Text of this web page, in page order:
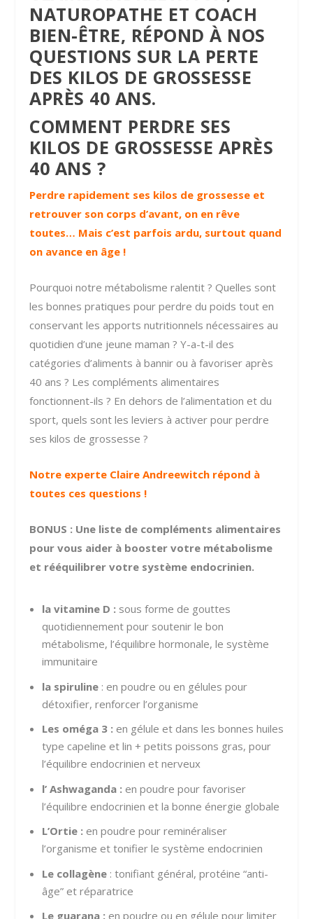
NATUROPATHE ET COACH
BIEN-ÊTRE, RÉPOND À NOS
QUESTIONS SUR LA PERTE
DES KILOS DE GROSSESSE
APRÈS 40 ANS.
COMMENT PERDRE SES
KILOS DE GROSSESSE APRÈS
40 ANS ?
Perdre rapidement ses kilos de grossesse et
retrouver son corps d’avant, on en rêve
toutes… Mais c’est parfois ardu, surtout quand
on avance en âge !
Pourquoi notre métabolisme ralentit ? Quelles sont
les bonnes pratiques pour perdre du poids tout en
conservant les apports nutritionnels nécessaires au
quotidien d’une jeune maman ? Y-a-t-il des
catégories d’aliments à bannir ou à favoriser après
40 ans ? Les compléments alimentaires
fonctionnent-ils ? En dehors de l’alimentation et du
sport, quels sont les leviers à activer pour perdre
ses kilos de grossesse ?
Notre experte Claire Andreewitch répond à
toutes ces questions !
BONUS : Une liste de compléments alimentaires
pour vous aider à booster votre métabolisme
et rééquilibrer votre système endocrinien.
la vitamine D : sous forme de gouttes
quotidiennement pour soutenir le bon
métabolisme, l’équilibre hormonale, le système
immunitaire
la spiruline: en poudre ou en gélules pour
détoxifier, renforcer l’organisme
Les oméga 3 : en gélule et dans les bonnes huiles
type capeline et lin + petits poissons gras, pour
l’équilibre endocrinien et nerveux
l’ Ashwaganda : en poudre pour favoriser
l’équilibre endocrinien et la bonne énergie globale
L’Ortie : en poudre pour reminéraliser
l’organisme et tonifier le système endocrinien
Le collagène : tonifiant général, protéine “anti-
âge” et réparatrice
Le guarana : en poudre ou en gélule pour limiter